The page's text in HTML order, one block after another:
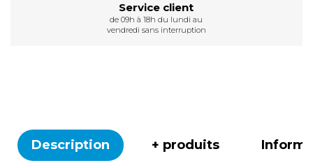
Service client
de 09h à 18h du lundi au
vendredi sans interruption
Description + produits